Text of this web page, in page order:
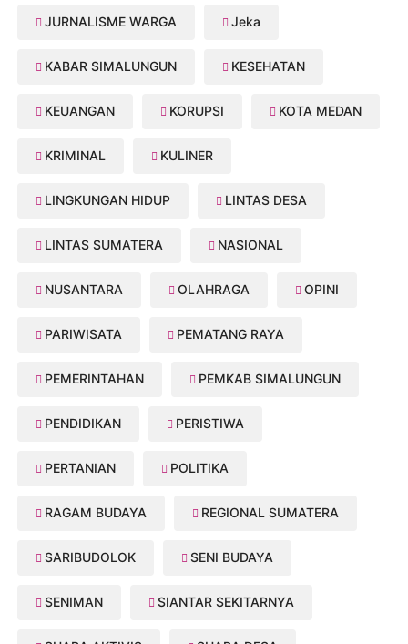
JURNALISME WARGA Jeka
KABAR SIMALUNGUN KESEHATAN
KEUANGAN KORUPSI KOTA MEDAN
KRIMINAL KULINER
LINGKUNGAN HIDUP LINTAS DESA
LINTAS SUMATERA NASIONAL
NUSANTARA OLAHRAGA OPINI
PARIWISATA PEMATANG RAYA
PEMERINTAHAN PEMKAB SIMALUNGUN
PENDIDIKAN PERISTIWA
PERTANIAN POLITIKA
RAGAM BUDAYA REGIONAL SUMATERA
SARIBUDOLOK SENI BUDAYA
SENIMAN SIANTAR SEKITARNYA